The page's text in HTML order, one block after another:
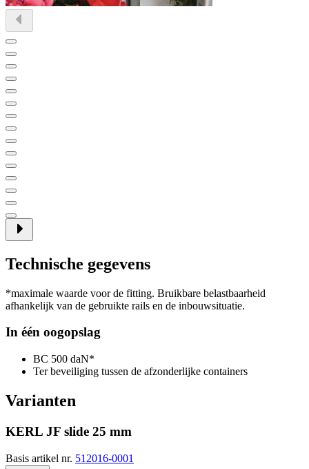
Technische gegevens
*maximale waarde voor de fitting. Bruikbare belastbaarheid
afhankelijk van de gebruikte rails en de inbouwsituatie.
In één oogopslag
BC 500 daN*
Ter beveiliging tussen de afzonderlijke containers
Varianten
KERL JF slide 25 mm
Basis artikel nr. 512016-0001